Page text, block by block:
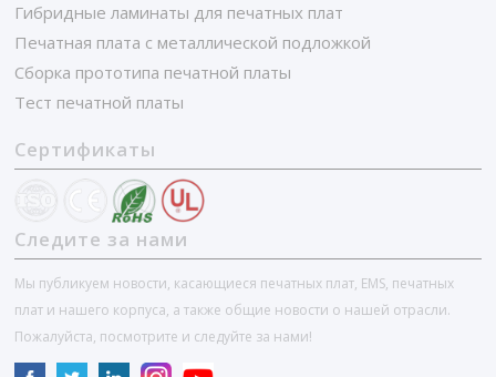
Гибридные ламинаты для печатных плат
Печатная плата с металлической подложкой
Сборка прототипа печатной платы
Тест печатной платы
Сертификаты
Следите за нами
Мы публикуем новости, касающиеся печатных плат, EMS, печатных
плат и нашего корпуса, а также общие новости о нашей отрасли.
Пожалуйста, посмотрите и следуйте за нами!